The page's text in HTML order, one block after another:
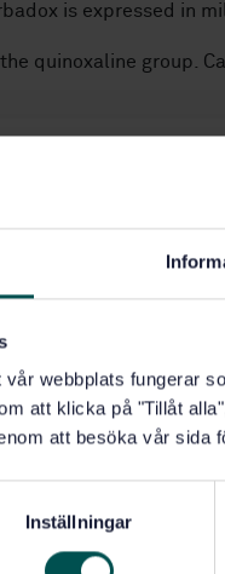
webbplats fungerar
att klicka på "Tillåt
att besöka vår sida
Inställningar
is expressed in
quinoxaline group.